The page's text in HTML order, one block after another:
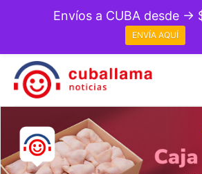
Envíos a CUBA desde →
ENVÍA AQUÍ